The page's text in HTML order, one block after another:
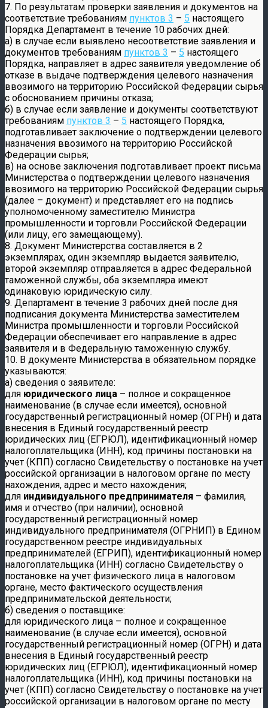
7. По результатам проверки заявления и документов на
соответствие требованиям пунктов 3 – 5 настоящего
Порядка Департамент в течение 10 рабочих дней:
а) в случае если выявлено несоответствие заявления и
документов требованиям пунктов 3 – 5 настоящего
Порядка, направляет в адрес заявителя уведомление об
отказе в выдаче подтверждения целевого назначения
ввозимого на территорию Российской Федерации сырья
с обоснованием причины отказа;
б) в случае если заявление и документы соответствуют
требованиям пунктов 3 – 5 настоящего Порядка,
подготавливает заключение о подтверждении целевого
назначения ввозимого на территорию Российской
Федерации сырья;
в) на основе заключения подготавливает проект письма
Министерства о подтверждении целевого назначения
ввозимого на территорию Российской Федерации сырья
(далее – документ) и представляет его на подпись
уполномоченному заместителю Министра
промышленности и торговли Российской Федерации
(или лицу, его замещающему).
8. Документ Министерства составляется в 2
экземплярах, один экземпляр выдается заявителю,
второй экземпляр отправляется в адрес Федеральной
таможенной службы, оба экземпляра имеют
одинаковую юридическую силу.
9. Департамент в течение 3 рабочих дней после дня
подписания документа Министерства заместителем
Министра промышленности и торговли Российской
Федерации обеспечивает его направление в адрес
заявителя и в Федеральную таможенную службу.
10. В документе Министерства в обязательном порядке
указываются:
а) сведения о заявителе:
для юридического лица – полное и сокращенное
наименование (в случае если имеется), основной
государственный регистрационный номер (ОГРН) и дата
внесения в Единый государственный реестр
юридических лиц (ЕГРЮЛ), идентификационный номер
налогоплательщика (ИНН), код причины постановки на
учет (КПП) согласно Свидетельству о постановке на учет
российской организации в налоговом органе по месту
нахождения, адрес и место нахождения;
для индивидуального предпринимателя – фамилия,
имя и отчество (при наличии), основной
государственный регистрационный номер
индивидуального предпринимателя (ОГРНИП) в Едином
государственном реестре индивидуальных
предпринимателей (ЕГРИП), идентификационный номер
налогоплательщика (ИНН) согласно Свидетельству о
постановке на учет физического лица в налоговом
органе, место фактического осуществления
предпринимательской деятельности;
б) сведения о поставщике:
для юридического лица – полное и сокращенное
наименование (в случае если имеется), основной
государственный регистрационный номер (ОГРН) и дата
внесения в Единый государственный реестр
юридических лиц (ЕГРЮЛ), идентификационный номер
налогоплательщика (ИНН), код причины постановки на
учет (КПП) согласно Свидетельству о постановке на учет
российской организации в налоговом органе по месту